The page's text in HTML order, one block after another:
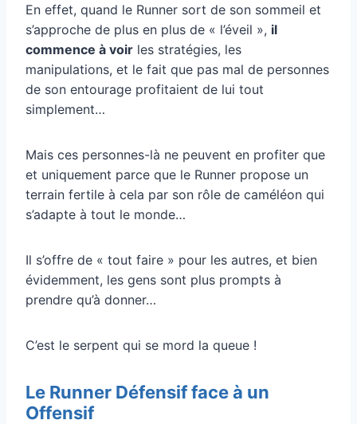
En effet, quand le Runner sort de son sommeil et
s’approche de plus en plus de « l’éveil », il
commence à voir les stratégies, les
manipulations, et le fait que pas mal de personnes
de son entourage profitaient de lui tout
simplement…
Mais ces personnes-là ne peuvent en profiter que
et uniquement parce que le Runner propose un
terrain fertile à cela par son rôle de caméléon qui
s’adapte à tout le monde…
Il s’offre de « tout faire » pour les autres, et bien
évidemment, les gens sont plus prompts à
prendre qu’à donner…
C’est le serpent qui se mord la queue !
Le Runner Défensif face à un
Offensif